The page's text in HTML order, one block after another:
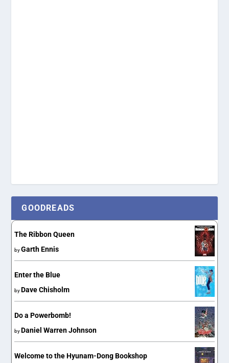
GOODREADS
The Ribbon Queen
byGarth Ennis
Enter the Blue
by Dave Chisholm
Do a Powerbomb!
by Daniel Warren Johnson
Welcome to the Hyunam-Dong Bookshop